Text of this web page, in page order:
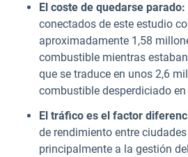
El coste de quedarse parado:
conectados de este estudio
aproximadamente 1,58
combustible mientras
que se traduce en unos 2,6
combustible desperdiciado en
El tráfico es el factor
de rendimiento entre
principalmente a la gestión